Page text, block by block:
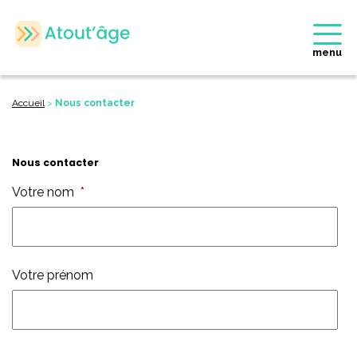
menu
Accueil> Nous contacter
Nous contacter
Votre nom *
Votre prénom